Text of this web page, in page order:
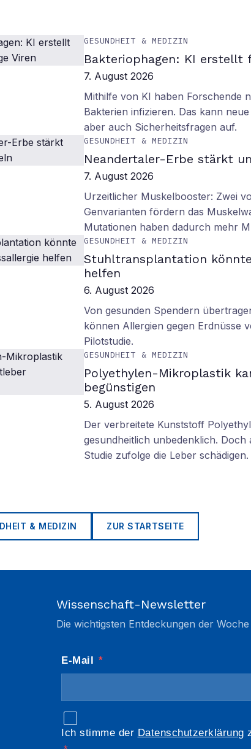
GESUNDHEIT & MEDIZIN
Bakteriophagen: KI erstellt
7. August 2026
Mithilfe von KI haben Forschende
Bakterien infizieren. Das kann
aber auch Sicherheitsfragen auf.
GESUNDHEIT & MEDIZIN
Neandertaler-Erbe stärkt
7. August 2026
Urzeitlicher Muskelbooster: Zwei
Genvarianten fördern das
Mutationen haben dadurch mehr
GESUNDHEIT & MEDIZIN
Stuhltransplantation
helfen
6. August 2026
Von gesunden Spendern
können Allergien gegen Erdnüsse
Pilotstudie.
GESUNDHEIT & MEDIZIN
Polyethylen-Mikroplastik
begünstigen
5. August 2026
Der verbreitete Kunststoff
gesundheitlich unbedenklich.
Studie zufolge die Leber schädigen.
& MEDIZIN ZUR STARTSEITE
Wissenschaft-Newsletter
Die wichtigsten Entdeckungen der